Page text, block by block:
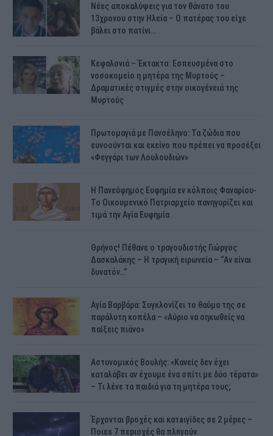
Νέες αποκαλύψεις για τον θάνατο του
13χρονου στην Ηλεία – Ο πατέρας του είχε
βάλει στο πατίνι…
Κεφαλονιά – Έκτακτο: Εσπευσμένα στο
νοσοκομείο η μητέρα της Μυρτούς –
Δραματικές στιγμές στην οικογένειά της
Μυρτούς
Πρωτομαγιά με Πανσέληνο: Τα ζώδια που
ευνοούνται και εκείνο που πρέπει να προσέξει
«Φεγγάρι των Λουλουδιών»
H Πανεύφημος Ευφημία εν κόλποις Φαναρίου-
Το Οικουμενικό Πατριαρχείο πανηγυρίζει και
τιμά την Αγία Ευφημία
Θρήνος! Πέθανε ο τραγουδιστής Γιώργος
Δασκαλάκης – Η τραγική ειρωνεία – “Αν είναι
δυνατόν…”
Αγία Βαρβάρα: Συγκλονίζει το θαύμα της σε
παράλυτη κοπέλα – «Αύριο να σηκωθείς να
παίξεις πιάνο»
Αστυνομικός Bουλής: «Κανείς δεν έχει
καταλάβει αν έχουμε ένα σπίτι με δύο τέρατα»
– Τι λένε τα παιδιά για τη μητέρα τους;
Έρχονται βροχές και κατaιγίδες σε 2 μέpες –
Ποιεs 7 πεpιοχές θα πλnγούν